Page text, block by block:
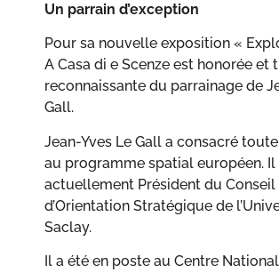
Un parrain d’exception
Pour sa nouvelle exposition «
A Casa di e Scenze est honorée et
reconnaissante du parrainage de
Gall.
Jean-Yves Le Gall a consacré
au programme spatial européen. Il
actuellement Président du Conseil
d’Orientation Stratégique de
Saclay.
Il a été en poste au Centre